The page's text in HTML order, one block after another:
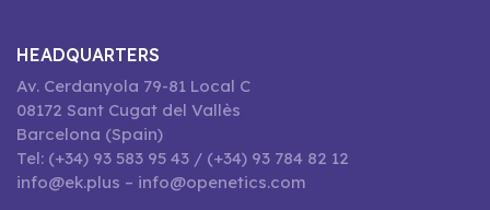
HEADQUARTERS
Av. Cerdanyola 79-81 Local C
08172 Sant Cugat del Vallès
Barcelona (Spain)
Tel: (+34) 93 583 95 43 / (+34) 93 784 82 12
info@ek.plus – info@openetics.com